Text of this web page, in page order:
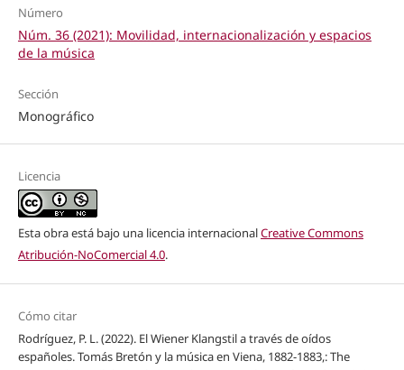
Número
Núm. 36 (2021): Movilidad, internacionalización y espacios
de la música
Sección
Monográfico
Licencia
Esta obra está bajo una licencia internacionalCreative Commons
Atribución-NoComercial 4.0.
Cómo citar
Rodríguez, P. L. (2022). El Wiener Klangstil a través de oídos
españoles. Tomás Bretón y la música en Viena, 1882-1883,: The